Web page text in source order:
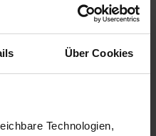
Über Cookies
Technologien,
Welche Farbe hat der